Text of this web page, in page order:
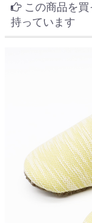
この商品を
持っています